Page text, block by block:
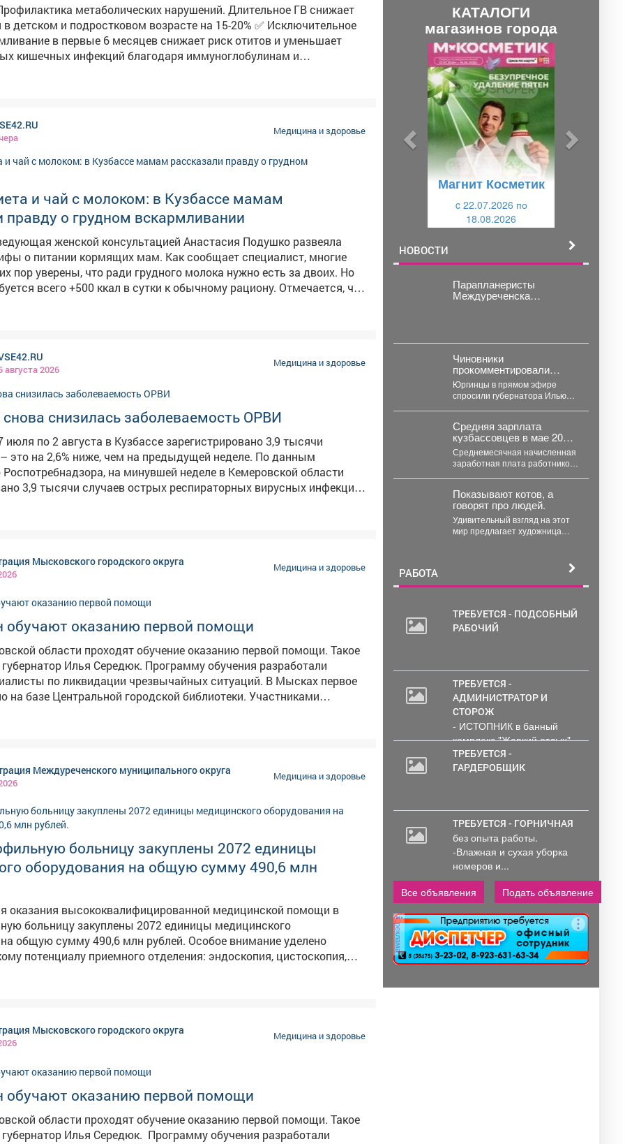
и подростковом возрасте на 15-20% ✅ Исключительное
в первые 6 месяцев снижает риск отитов и уменьшает
кишечных инфекций благодаря иммуноглобулинам и
длительность грудного
от 12 месяцев и более снижает риски гипертонии и сердечно-
для обоих. Но если по каким-то причинам ГВ невозможно -
позволяют вырастить здорового ребенка. Ваша связь
а не на типе питания ❤
Медицина и здоровье
и чай с молоком: в Кузбассе мамам
правду о грудном вскармливании
женской консультацией Анастасия Подушко развеяла
кормящих мам. Как сообщает специалист, многие
грудного молока нужно есть за двоих. Но
всего +500 ккал в сутки к обычному рациону. Отмечается, что
к набору веса у мамы, но не увеличивает количество молока.
Также врач опровергла миф о том, что чай с
по жажде. Эффективность "лактогенных" чаев не доказана, а в их
для малыша. Отмечается ещё одно заблуждение –
не было аллергии. По словам врача, однообразное
к дефициту витаминов у мамы. Исключать продукты стоит только
реакции ребёнка. В остальном рацион должен быть
И даже фастфуд, вопреки мифам, природа
– молоко выработается, но пострадает здоровье самой
качество молока.
августа 2026
Медицина и здоровье
снова снизилась заболеваемость ОРВИ
по 2 августа в Кузбассе зарегистрировано 3,9 тысячи
на 2,6% ниже, чем на предыдущей неделе. По данным
Роспотребнадзора, на минувшей неделе в Кемеровской области
3,9 тысячи случаев острых респираторных вирусных инфекций,
показателя. В рамках еженедельного мониторинга
клинический материал от 181 больного с признаками
вирусы негриппозной природы. Вирусы гриппа в регионе пока
Мысковского городского округа Медицина и здоровье
обучают оказанию первой помощи
области проходят обучение оказанию первой помощи. Такое
Середюк. Программу обучения разработали
по ликвидации чрезвычайных ситуаций. В Мысках первое
на базе Центральной городской библиотеки. Участниками
представители старшего поколения. Они узнали, как действовать в
и не растеряться, если помощь нужна прямо сейчас.
Занятия стартовали. В планах - обучить
в том числе школьников. К проведению занятий будут
СВО, которые имеют практический опыт оказания первой
Междуреченского муниципального округа Медицина и здоровье
больницу закуплены 2072 единицы
оборудования на общую сумму 490,6 млн
оказания высококвалифицированной медицинской помощи в
больницу закуплены 2072 единицы медицинского
сумму 490,6 млн рублей. Особое внимание уделено
потенциалу приемного отделения: эндоскопия, цистоскопия,
экспресс-лаборатория и ЭКГ работают в единой связке. Это
оперативно устанавливать точный диагноз и определять
оснащен новым аппаратом МСКТ. Это передовая
дающая полную картину структурных изменений органов
получили важное
здоровья пополнился новыми
анализатором монооксида углерода (для теста
силомерами, глюкометрами и тонометрами.
Междуреченской больницы
кроватей с выдвижными туалетами,
Мысковского городского округа Медицина и здоровье
обучают оказанию первой помощи
области проходят обучение оказанию первой помощи. Такое
Середюк. ⁣ Программу обучения разработали
КАТАЛОГИ
магазинов города
Магнит Косметик
c 22.07.2026 по
18.08.2026
НОВОСТИ
Парапланеристы
Междуреченска
Чиновники
прокомментировали
ситуацию с Юргинской
ТЭЦ, где меняется
«хозяин»
Юргинцы в прямом эфире
спросили губернатора Илью
Средняя зарплата
кузбассовцев в мае 2026
года составила почти 89
тыс.
Среднемесячная начисленная
заработная плата работников
за май 2026 года...
Показывают котов, а
говорят про людей.
Удивительный взгляд на этот
мир предлагает художница
РАБОТА
ТРЕБУЕТСЯ - ПОДСОБНЫЙ
РАБОЧИЙ
ТРЕБУЕТСЯ -
АДМИНИСТРАТОР И
СТОРОЖ
- ИСТОПНИК в банный
комплекс "Жаркий отдых"
Администрирование и
тех....
ТРЕБУЕТСЯ -
ГАРДЕРОБЩИК
ТРЕБУЕТСЯ - ГОРНИЧНАЯ
без опыта работы.
-Влажная и сухая уборка
номеров и...
Все объявления
Подать объявление
реклама